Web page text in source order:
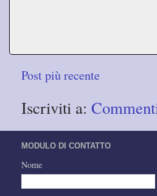
Post più recente
Iscriviti a:
MODULO DI CONTATTO
Nome